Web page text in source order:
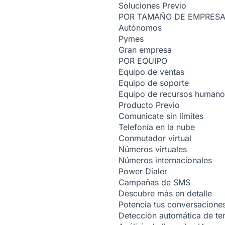
Soluciones Previo
POR TAMAÑO DE EMPRESA
Autónomos
Pymes
Gran empresa
POR EQUIPO
Equipo de ventas
Equipo de soporte
Equipo de recursos
Producto Previo
Comunicate sin límites
Telefonía en la nube
Conmutador virtual
Números virtuales
Números internacionales
Power Dialer
Campañas de SMS
Descubre más en detalle
Potencia tus
Detección automática de